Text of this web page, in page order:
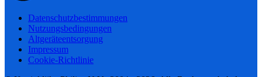
Datenschutzbestimmungen
Nutzungsbedingungen
Altgeräteentsorgung
Impressum
Cookie-Richtlinie